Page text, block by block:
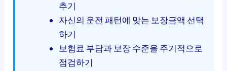
추기
자신의 운전 패턴에 맞는 보장금액 선택
하기
보험료 부담과 보장 수준을 주기적으로
점검하기